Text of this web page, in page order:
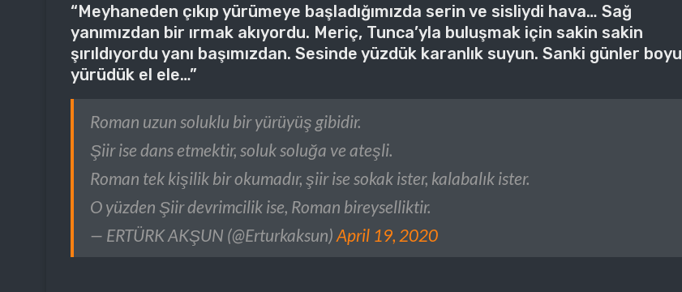
“Meyhaneden çıkıp yürümeye başladığımızda serin ve sisliydi hava… Sağ
yanımızdan bir ırmak akıyordu. Meriç, Tunca’yla buluşmak için sakin sakin
şırıldıyordu yanı başımızdan. Sesinde yüzdük karanlık suyun. Sanki günler boyu
yürüdük el ele…”
Roman uzun soluklu bir yürüyüş gibidir.
Şiir ise dans etmektir, soluk soluğa ve ateşli.
Roman tek kişilik bir okumadır, şiir ise sokak ister, kalabalık ister.
O yüzden Şiir devrimcilik ise, Roman bireyselliktir.
— ERTÜRK AKŞUN (@Erturkaksun) April 19, 2020